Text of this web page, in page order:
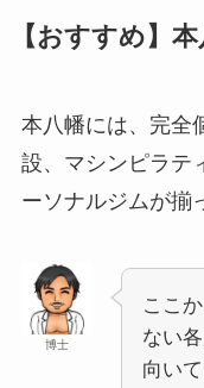
【おすすめ】
本八幡には、完全
設、マシンピラテ
ーソナルジムが揃
博士
ここ
ない
向い